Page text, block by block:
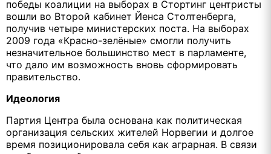
победы коалиции на выборах в Стортинг центристы
вошли во Второй кабинет Йенса Столтенберга,
получив четыре министерских поста. На выборах
2009 года «Красно-зелёные» смогли получить
незначительное большинство мест в парламенте,
что дало им возможность вновь сформировать
правительство.
Идеология
Партия Центра была основана как политическая
организация сельских жителей Норвегии и долгое
время позиционировала себя как аграрная. В связи